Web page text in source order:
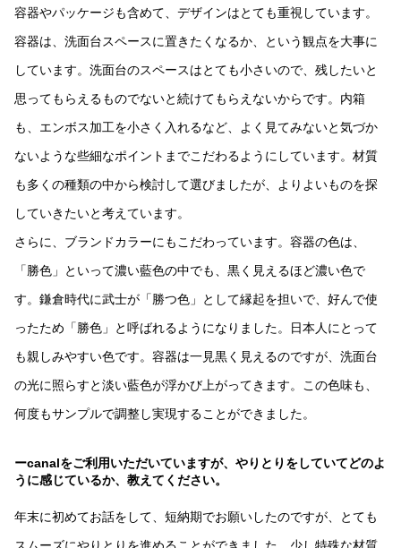
容器やパッケージも含めて、デザインはとても重視しています。
容器は、洗面台スペースに置きたくなるか、という観点を大事に
しています。洗面台のスペースはとても小さいので、残したいと
思ってもらえるものでないと続けてもらえないからです。内箱
も、エンボス加工を小さく入れるなど、よく見てみないと気づか
ないような些細なポイントまでこだわるようにしています。材質
も多くの種類の中から検討して選びましたが、よりよいものを探
していきたいと考えています。
さらに、ブランドカラーにもこだわっています。容器の色は、
「勝色」といって濃い藍色の中でも、黒く見えるほど濃い色で
す。鎌倉時代に武士が「勝つ色」として縁起を担いで、好んで使
ったため「勝色」と呼ばれるようになりました。日本人にとって
も親しみやすい色です。容器は一見黒く見えるのですが、洗面台
の光に照らすと淡い藍色が浮かび上がってきます。この色味も、
何度もサンプルで調整し実現することができました。
ーcanalをご利用いただいていますが、やりとりをしていてどのよ
うに感じているか、教えてください。
年末に初めてお話をして、短納期でお願いしたのですが、とても
スムーズにやりとりを進めることができました。少し特殊な材質